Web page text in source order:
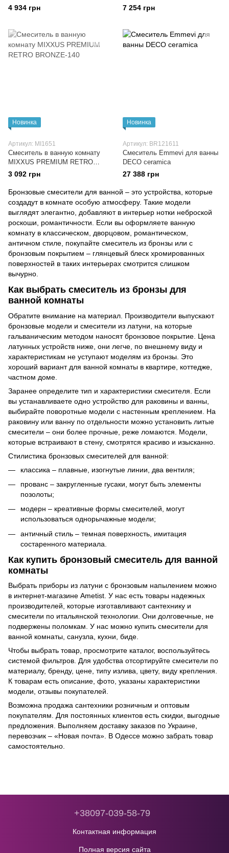
БРОНЗОВЫЙ 006 MI2864
4 934 грн 7 254 грн
Новинка
Артикул: MI1651
Смеситель в ванную комнату
MIXXUS PREMIUM RETRO
BRONZE-140
3 092 грн
Новинка
Артикул: BR121611
Смеситель Emmevi для ванны
DECO ceramica
27 388 грн
Бронзовые смесители для ванной – это устройства, которые
создадут в комнате особую атмосферу. Такие модели
выглядят элегантно, добавляют в интерьер нотки неброской
роскоши, романтичности. Если вы оформляете ванную
комнату в классическом, дворцовом, романтическом,
античном стиле, покупайте смеситель из бронзы или с
бронзовым покрытием – глянцевый блеск хромированных
поверхностей в таких интерьерах смотрится слишком
вычурно.
Как выбрать смеситель из бронзы для
ванной комнаты
Обратите внимание на материал. Производители выпускают
бронзовые модели и смесители из латуни, на которые
гальваническим методом наносят бронзовое покрытие. Цена
латунных устройств ниже, они легче, по внешнему виду и
характеристикам не уступают моделям из бронзы. Это
хороший вариант для ванной комнаты в квартире, коттедже,
частном доме.
Заранее определите тип и характеристики смесителя. Если
вы устанавливаете одно устройство для раковины и ванны,
выбирайте поворотные модели с настенным креплением. На
раковину или ванну по отдельности можно установить литые
смесители – они более прочные, реже ломаются. Модели,
которые встраивают в стену, смотрятся красиво и изысканно.
Стилистика бронзовых смесителей для ванной:
классика – плавные, изогнутые линии, два вентиля;
прованс – закругленные гусаки, могут быть элементы
позолоты;
модерн – креативные формы смесителей, могут
использоваться однорычажные модели;
античный стиль – темная поверхность, имитация
состаренного материала.
Как купить бронзовый смеситель для ванной
комнаты
Выбрать приборы из латуни с бронзовым напылением можно
в интернет-магазине Ametist. У нас есть товары надежных
производителей, которые изготавливают сантехнику и
смесители по итальянской технологии. Они долговечные, не
подвержены поломкам. У нас можно купить смесители для
ванной комнаты, санузла, кухни, биде.
Чтобы выбрать товар, просмотрите каталог, воспользуйтесь
системой фильтров. Для удобства отсортируйте смесители по
материалу, бренду, цене, типу излива, цвету, виду крепления.
К товарам есть описание, фото, указаны характеристики
модели, отзывы покупателей.
Возможна продажа сантехники розничным и оптовым
покупателям. Для постоянных клиентов есть скидки, выгодные
предложения. Выполняем доставку заказов по Украине,
перевозчик – «Новая почта». В Одессе можно забрать товар
самостоятельно.
+38097-039-58-79
Контактная информация
Полная версия сайта